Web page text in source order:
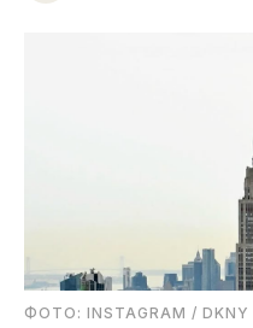
ФОТО: INSTAGRAM / DKNY